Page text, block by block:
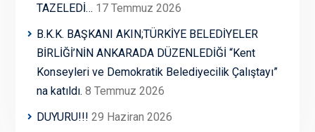
TAZELEDİ… 17 Temmuz 2026
B.K.K. BAŞKANI AKIN;TÜRKİYE BELEDİYELER
BİRLİĞİ’NİN ANKARADA DÜZENLEDİĞİ “Kent
Konseyleri ve Demokratik Belediyecilik Çalıştayı”
na katıldı. 8 Temmuz 2026
DUYURU!!! 29 Haziran 2026